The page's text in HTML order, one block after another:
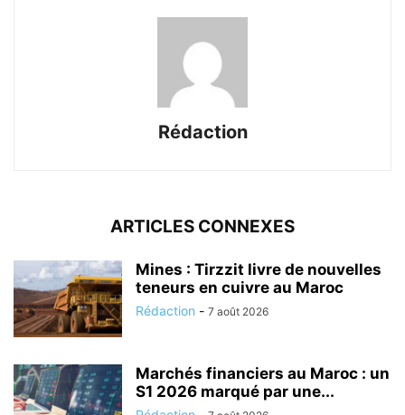
Rédaction
ARTICLES CONNEXES
Mines : Tirzzit livre de nouvelles
teneurs en cuivre au Maroc
Rédaction - 7 août 2026
Marchés financiers au Maroc : un
S1 2026 marqué par une...